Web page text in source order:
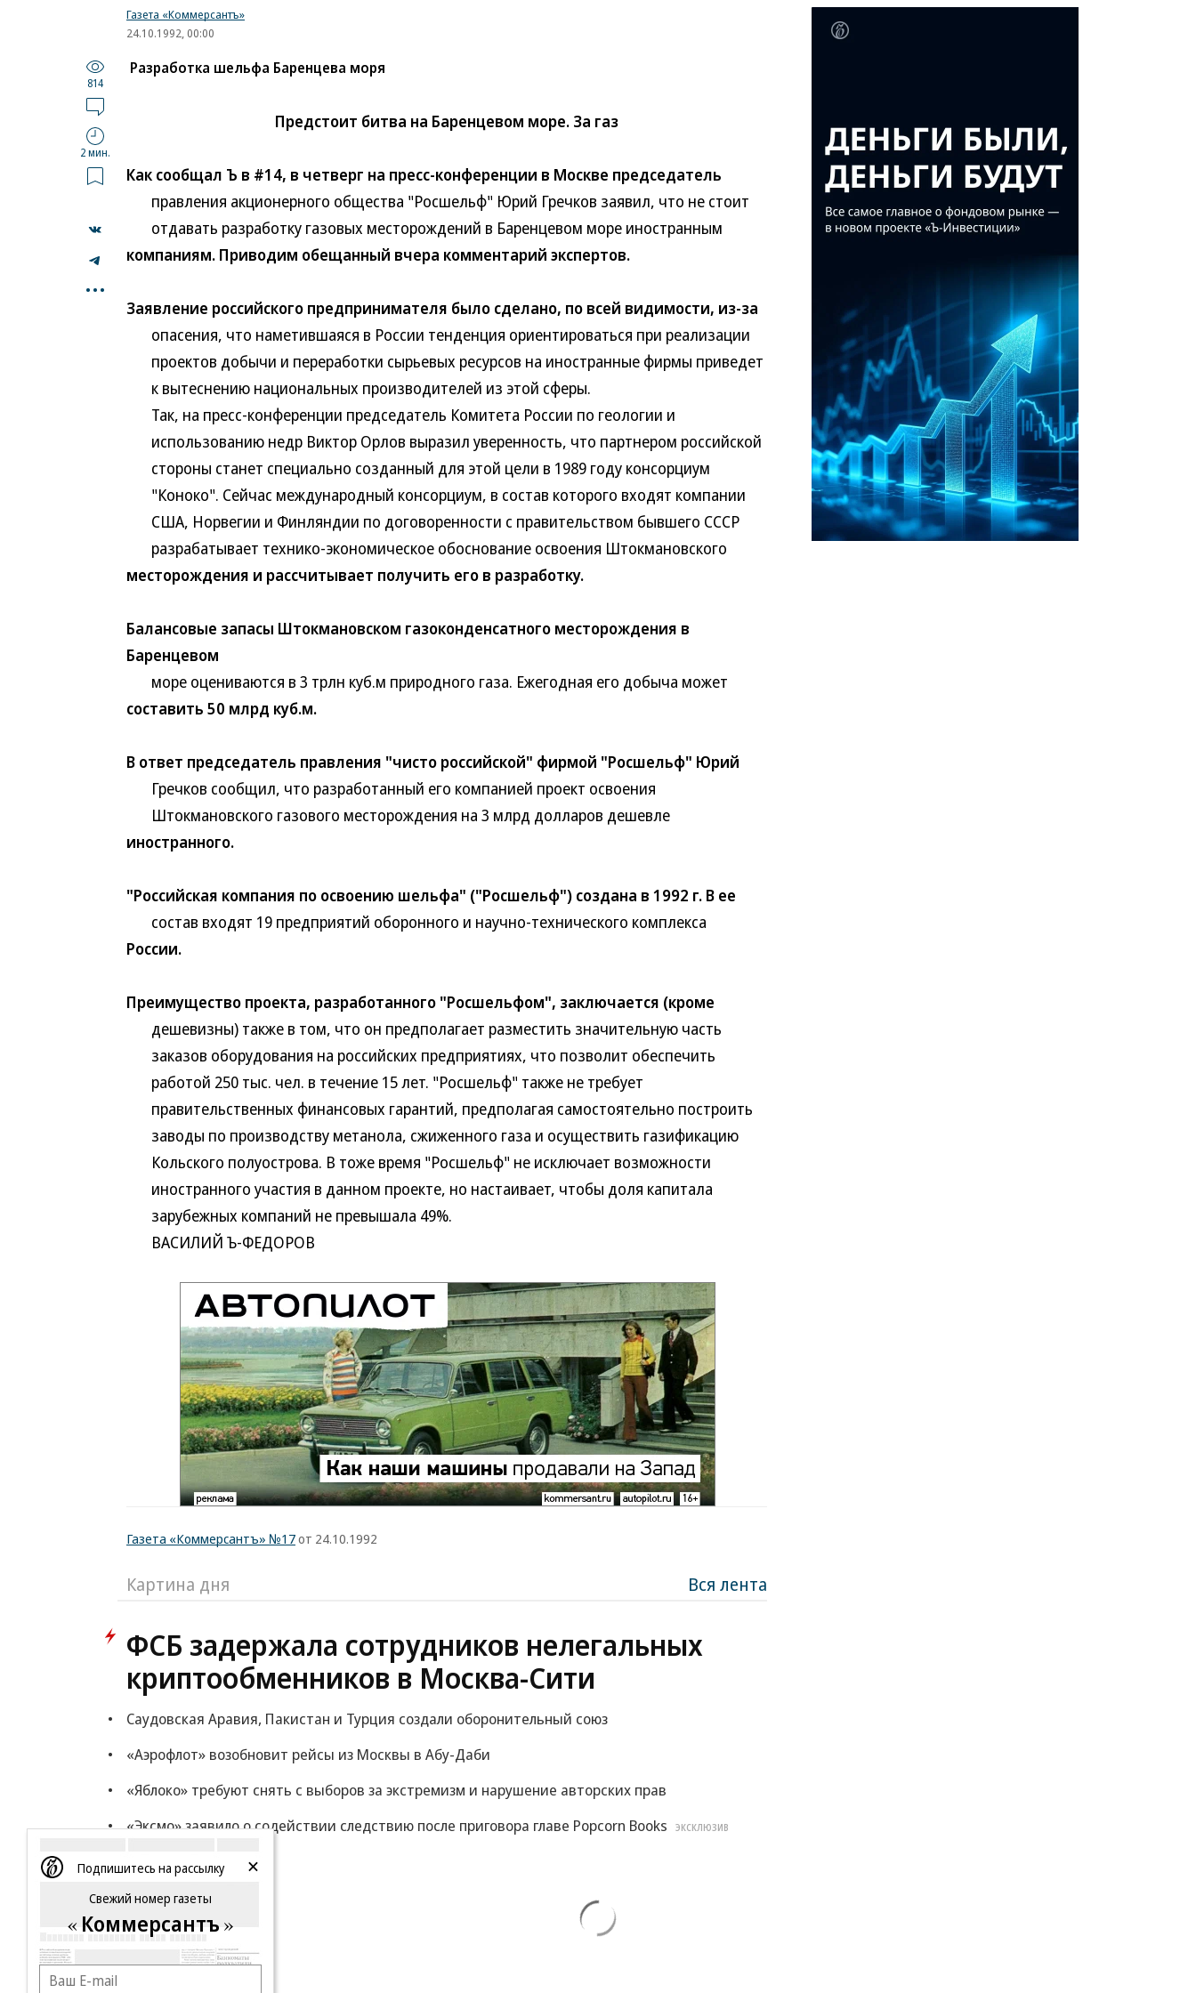
Газета «Коммерсантъ»
24.10.1992, 00:00
814
2 мин.
...
Разработка шельфа Баренцева моря
Предстоит битва на Баренцевом море. За газ
Как сообщал Ъ в #14, в четверг на пресс-конференции в Москве председатель
правления акционерного общества "Росшельф" Юрий Гречков заявил, что не стоит
отдавать разработку газовых месторождений в Баренцевом море иностранным
компаниям. Приводим обещанный вчера комментарий экспертов.
Заявление российского предпринимателя было сделано, по всей видимости, из-за
опасения, что наметившаяся в России тенденция ориентироваться при реализации
проектов добычи и переработки сырьевых ресурсов на иностранные фирмы приведет
к вытеснению национальных производителей из этой сферы.
Так, на пресс-конференции председатель Комитета России по геологии и
использованию недр Виктор Орлов выразил уверенность, что партнером российской
стороны станет специально созданный для этой цели в 1989 году консорциум
"Коноко". Сейчас международный консорциум, в состав которого входят компании
США, Норвегии и Финляндии по договоренности с правительством бывшего СССР
разрабатывает технико-экономическое обоснование освоения Штокмановского
месторождения и рассчитывает получить его в разработку.
Балансовые запасы Штокмановском газоконденсатного месторождения в
Баренцевом
море оцениваются в 3 трлн куб.м природного газа. Ежегодная его добыча может
составить 50 млрд куб.м.
В ответ председатель правления "чисто российской" фирмой "Росшельф" Юрий
Гречков сообщил, что разработанный его компанией проект освоения
Штокмановского газового месторождения на 3 млрд долларов дешевле
иностранного.
"Российская компания по освоению шельфа" ("Росшельф") создана в 1992 г. В ее
состав входят 19 предприятий оборонного и научно-технического комплекса
России.
Преимущество проекта, разработанного "Росшельфом", заключается (кроме
дешевизны) также в том, что он предполагает разместить значительную часть
заказов оборудования на российских предприятиях, что позволит обеспечить
работой 250 тыс. чел. в течение 15 лет. "Росшельф" также не требует
правительственных финансовых гарантий, предполагая самостоятельно построить
заводы по производству метанола, сжиженного газа и осуществить газификацию
Кольского полуострова. В тоже время "Росшельф" не исключает возможности
иностранного участия в данном проекте, но настаивает, чтобы доля капитала
зарубежных компаний не превышала 49%.
ВАСИЛИЙ Ъ-ФЕДОРОВ
Газета «Коммерсантъ» №17от 24.10.1992
Картина дня Вся лента
ФСБ задержала сотрудников нелегальных
криптообменников в Москва-Сити
Саудовская Аравия, Пакистан и Турция создали оборонительный союз
«Аэрофлот» возобновит рейсы из Москвы в Абу-Даби
«Яблоко» требуют снять с выборов за экстремизм и нарушение авторских прав
«Эксмо» заявило о содействии следствию после приговора главе Popcorn Books
ЭКСКЛЮЗИВ
Подпишитесь на рассылку
Свежий номер газеты
Коммерсантъ